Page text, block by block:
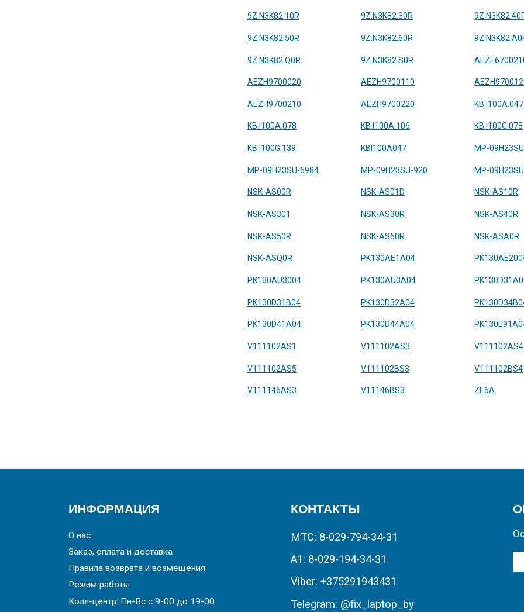
9Z.N3K82.10R 9Z.N3K82.30R
9Z.N3K82.50R 9Z.N3K82.60R
9Z.N3K82.Q0R 9Z.N3K82.S0R
AEZH9700020 AEZH9700110
AEZH9700210 AEZH9700220 KB.I100A.047
KB.I100A.078 KB.I100A.106 KB.I100G.078
KB.I100G.139 KBI100A047 MP-
MP-09H23SU-6984 MP-09H23SU-920 MP-
NSK-AS00R NSK-AS01D NSK-AS10R
NSK-AS301 NSK-AS30R NSK-AS40R
NSK-AS50R NSK-AS60R NSK-ASA0R
NSK-ASQ0R PK130AE1A04
PK130AU3004 PK130AU3A04
PK130D31B04 PK130D32A04
PK130D41A04 PK130D44A04
V111102AS1 V111102AS3 V111102AS4
V111102AS5 V111102BS3 V111102BS4
V111146AS3 V11146BS3 ZE6A
ИНФОРМАЦИЯ
О нас
Заказ, оплата и доставка
Правила возврата и возмещения
Режим работы:
Колл-центр: Пн-Вс с 9-00 до 19-00
КОНТАКТЫ
МТС: 8-029-794-34-31
А1: 8-029-194-34-31
Viber: +375291943431
Telegram: @fix_laptop_by